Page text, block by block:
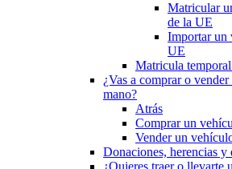
Matricular
de la UE
Importar un
UE
Matricula
¿Vas a comprar o
mano?
Atrás
Comprar un
Vender un
Donaciones, herencias y